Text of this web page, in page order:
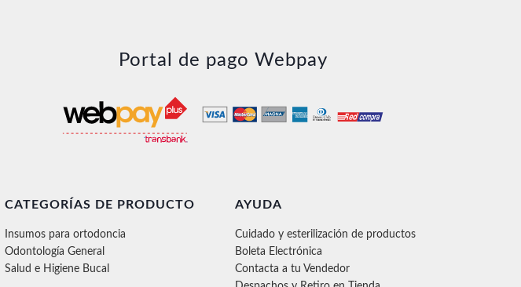
Portal de pago Webpay
CATEGORÍAS DE PRODUCTO
Insumos para ortodoncia
Odontología General
Salud e Higiene Bucal
AYUDA
Cuidado y esterilización de productos
Boleta Electrónica
Contacta a tu Vendedor